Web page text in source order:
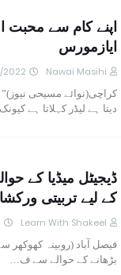
اپنے کام سے محبت
ایازمورس
Nawai Masihi
2/09/2022
کراچی(نوائے مسیحی
دیتا ہے لیڈر کہلاتا ہے
ڈیجیٹل میڈیا کے
کے لیے تربیتی
Learn With Shakeel
فیصل آباد (روبینہ کھوکھر
بڑھانے کے حوالے سے ف…